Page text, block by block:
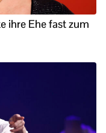
ihre Ehe fast zum